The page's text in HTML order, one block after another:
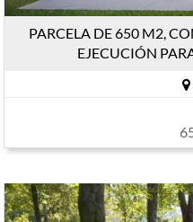
PARCELA DE 650 M2,
EJECUCIÓN